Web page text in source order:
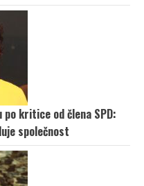
po kritice od člena SPD:
společnost